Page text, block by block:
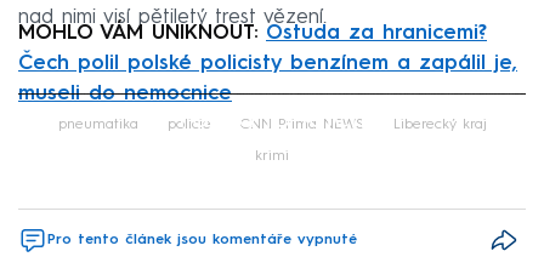
nad nimi visí pětiletý trest vězení.
MOHLO VÁM UNIKNOUT: Ostuda za hranicemi?
Čech polil polské policisty benzínem a zapálil je,
museli do nemocnice
Failed to fetch
pneumatika policie CNN Prima NEWS Liberecký kraj
krimi
Pro tento článek jsou komentáře vypnuté